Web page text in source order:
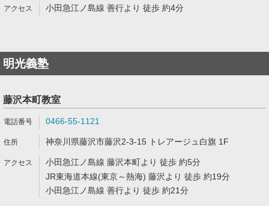
小田急江ノ島線 善行より 徒歩 約4分
明光義塾
藤沢本町教室
0466-55-1121
神奈川県藤沢市藤沢2-3-15 トレアージュ白旗 1F
小田急江ノ島線 藤沢本町より 徒歩 約5分
JR東海道本線(東京～熱海) 藤沢より 徒歩 約19分
小田急江ノ島線 善行より 徒歩 約21分